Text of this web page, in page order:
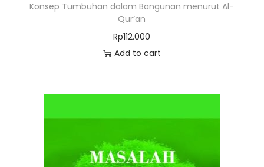
Konsep Tumbuhan dalam Bangunan menurut Al-
Qur’an
Rp112.000
Add to cart